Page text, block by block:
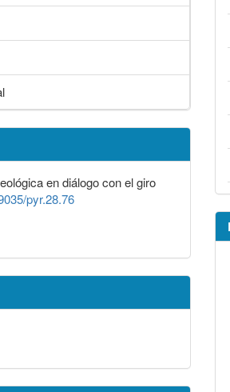
en diálogo con el giro
pyr.28.76